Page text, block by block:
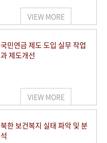
VIEW MORE
국민연금 제도 도입 실무 작업
과 제도개선
VIEW MORE
북한 보건복지 실태 파악 및 분
석